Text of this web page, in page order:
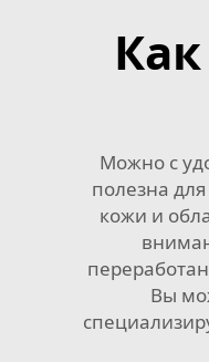
Можно с
полезна
кожи и
Вы